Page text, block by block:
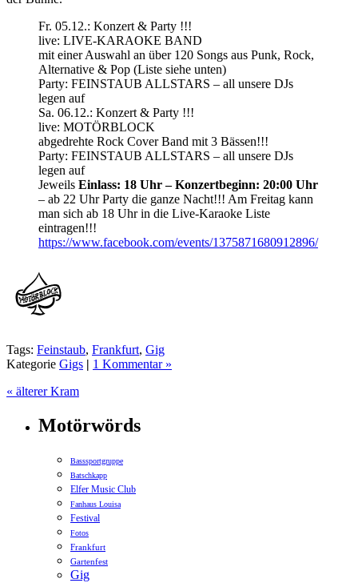
Fr. 05.12.: Konzert & Party !!!
live: LIVE-KARAOKE BAND
mit einer Auswahl an über 120 Songs aus Punk, Rock,
Alternative & Pop (Liste siehe unten)
Party: FEINSTAUB ALLSTARS – all unsere DJs
legen auf
Sa. 06.12.: Konzert & Party !!!
live: MOTÖRBLOCK
abgedrehte Rock Cover Band mit 3 Bässen!!!
Party: FEINSTAUB ALLSTARS – all unsere DJs
legen auf
Jeweils Einlass: 18 Uhr – Konzertbeginn: 20:00 Uhr
– ab 22 Uhr Party die ganze Nacht!!! Am Freitag kann
man sich ab 18 Uhr in die Live-Karaoke Liste
eintragen!!!
https://www.facebook.com/events/1375871680912896/
Tags: Feinstaub, Frankfurt, Gig
Kategorie Gigs | 1 Kommentar »
« älterer Kram
Motörwörds
Basssportgruppe
Batschkapp
Elfer Music Club
Fanhaus Louisa
Festival
Fotos
Frankfurt
Gartenfest
Gig